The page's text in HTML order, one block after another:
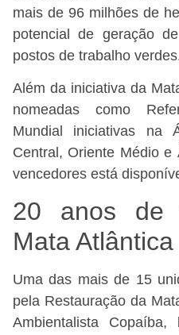
mais de 96 milhões de
potencial de geração
postos de trabalho
Além da iniciativa da
nomeadas como
Mundial iniciativas na
Central, Oriente Médio e
vencedores está
20 anos de
Mata Atlântica
Uma das mais de 15
pela Restauração da
Ambientalista